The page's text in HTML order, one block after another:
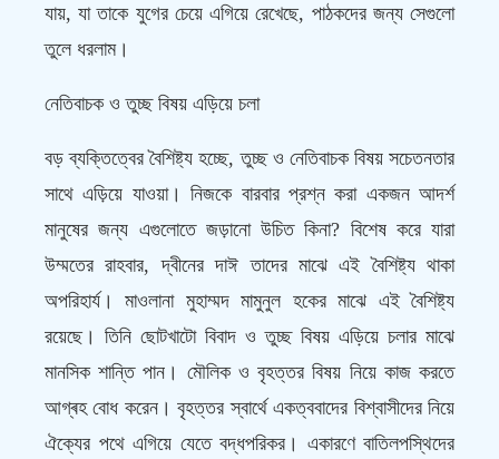
যায়, যা তাকে যুগের চেয়ে এগিয়ে রেখেছে, পাঠকদের জন্য সেগুলো
তুলে ধরলাম।
নেতিবাচক ও তুচ্ছ বিষয় এড়িয়ে চলা
বড় ব্যক্তিত্বের বৈশিষ্ট্য হচ্ছে, তুচ্ছ ও নেতিবাচক বিষয় সচেতনতার
সাথে এড়িয়ে যাওয়া। নিজকে বারবার প্রশ্ন করা একজন আদর্শ
মানুষের জন্য এগুলোতে জড়ানো উচিত কিনা? বিশেষ করে যারা
উম্মতের রাহবার, দ্বীনের দাঈ তাদের মাঝে এই বৈশিষ্ট্য থাকা
অপরিহার্য। মাওলানা মুহাম্মদ মামুনুল হকের মাঝে এই বৈশিষ্ট্য
রয়েছে। তিনি ছোটখাটো বিবাদ ও তুচ্ছ বিষয় এড়িয়ে চলার মাঝে
মানসিক শান্তি পান। মৌলিক ও বৃহত্তর বিষয় নিয়ে কাজ করতে
আগ্ৰহ বোধ করেন। বৃহত্তর স্বার্থে একত্ববাদের বিশ্বাসীদের নিয়ে
ঐক্যের পথে এগিয়ে যেতে বদ্ধপরিকর। একারণে বাতিলপস্থিদের